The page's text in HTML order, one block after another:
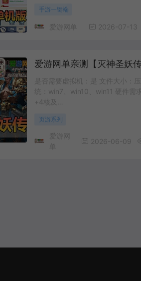
手游一键端
爱游网单 2026-07-13
是否需要虚拟机：是 文件大小：
统：win7、win10、win11 硬件需
+4核及…
页游系列
爱游网
单
2026-06-09